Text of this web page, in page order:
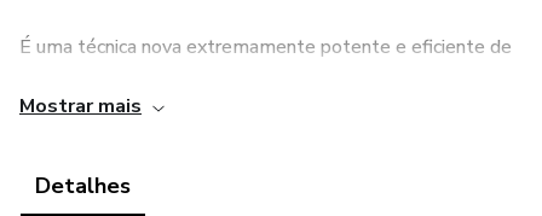
É uma técnica nova extremamente potente e eficiente de
cura.
Mostrar mais
Detalhes